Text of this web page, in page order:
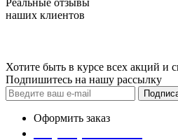
Реальные отзывы
наших клиентов
Хотите быть в курсе всех акций и
Подпишитесь на нашу рассылку
Оформить заказ